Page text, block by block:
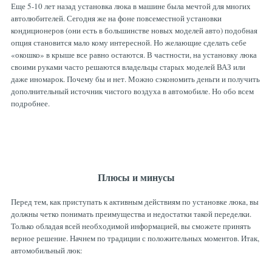
Еще 5-10 лет назад установка люка в машине была мечтой для многих
автолюбителей. Сегодня же на фоне повсеместной установки
кондиционеров (они есть в большинстве новых моделей авто) подобная
опция становится мало кому интересной. Но желающие сделать себе
«окошко» в крыше все равно остаются. В частности, на установку люка
своими руками часто решаются владельцы старых моделей ВАЗ или
даже иномарок. Почему бы и нет. Можно сэкономить деньги и получить
дополнительный источник чистого воздуха в автомобиле. Но обо всем
подробнее.
Плюсы и минусы
Перед тем, как приступать к активным действиям по установке люка, вы
должны четко понимать преимущества и недостатки такой переделки.
Только обладая всей необходимой информацией, вы сможете принять
верное решение. Начнем по традиции с положительных моментов. Итак,
автомобильный люк: